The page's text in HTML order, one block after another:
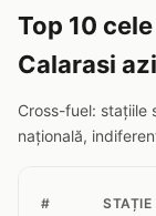
Top 10
Calarasi azi
Cross-fuel: stațiile
națională,
# STAȚIE